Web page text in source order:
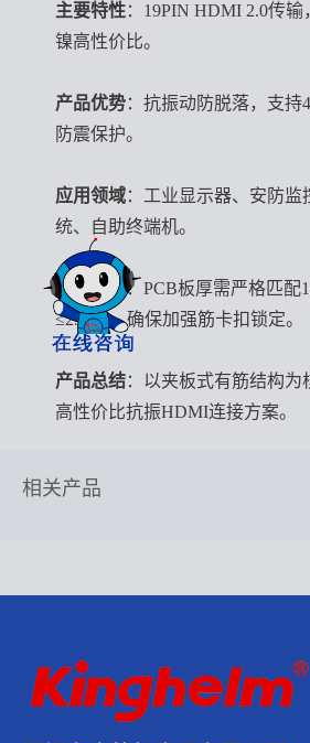
主要特性：19PIN HDMI 2.0传
镍高性价比。
产品优势：抗振动防脱落，支持
防震保护。
应用领域：工业显示器、安防监
统、自助终端机。
注意事项：PCB板厚需严格匹配
≤250℃，确保加强筋卡扣锁定。
产品总结：以夹板式有筋结构
高性价比抗振HDMI连接方案。
相关产品